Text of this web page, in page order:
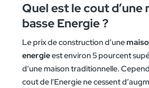
Quel est le cout d’une
basse Energie ?
Le prix de construction d’une
energieest environ 5 pourcent
d’une maison traditionnelle.
cout de l’Energie ne cessent